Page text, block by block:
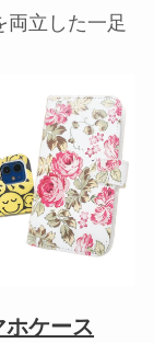
両立した一足
ホケース